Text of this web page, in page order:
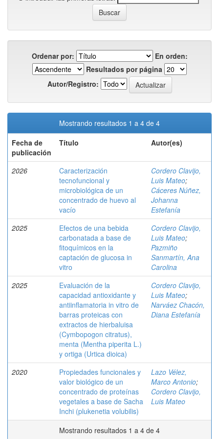
Ordenar por:
En orden:
Resultados por página
Autor/Registro:
Mostrando resultados 1 a 4 de 4
Fecha de
publicación
Título Autor(es)
2026
Caracterización
tecnofuncional y
microbiológica de un
concentrado de huevo al
vacío
Cordero Clavijo,
Luis Mateo;
Cáceres Núñez,
Johanna
Estefanía
2025
Efectos de una bebida
carbonatada a base de
fitoquímicos en la
captación de glucosa in
vitro
Cordero Clavijo,
Luis Mateo;
Pazmiño
Sanmartín, Ana
Carolina
2025
Evaluación de la
capacidad antioxidante y
antiinflamatoria in vitro de
barras proteicas con
extractos de hierbaluisa
(Cymbopogon citratus),
menta (Mentha piperita L.)
y ortiga (Urtica dioica)
Cordero Clavijo,
Luis Mateo;
Narváez Chacón,
Diana Estefanía
2020
Propiedades funcionales y
valor biológico de un
concentrado de proteínas
vegetales a base de Sacha
Inchi (plukenetia volubilis)
Lazo Vélez,
Marco Antonio;
Cordero Clavijo,
Luis Mateo
Mostrando resultados 1 a 4 de 4